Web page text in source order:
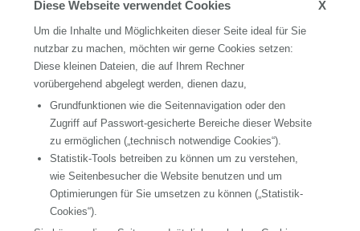
Diese Webseite verwendet Cookies X
Um die Inhalte und Möglichkeiten dieser Seite ideal für Sie
nutzbar zu machen, möchten wir gerne Cookies setzen:
Diese kleinen Dateien, die auf Ihrem Rechner
vorübergehend abgelegt werden, dienen dazu,
Grundfunktionen wie die Seitennavigation oder den
Zugriff auf Passwort-gesicherte Bereiche dieser Website
zu ermöglichen („technisch notwendige Cookies“).
Statistik-Tools betreiben zu können um zu verstehen,
wie Seitenbesucher die Website benutzen und um
Optimierungen für Sie umsetzen zu können („Statistik-
Cookies“).
www.mada.de
Kreation & Gestaltung
www.gildner.de
Login
Kontakt
Datenschutz
Impressum